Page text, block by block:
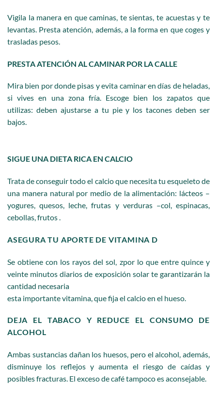
Vigila la manera en que caminas, te sientas, te acuestas y te
levantas. Presta atención, además, a la forma en que coges y
trasladas pesos.
PRESTA ATENCIÓN AL CAMINAR POR LA CALLE
Mira bien por donde pisas y evita caminar en días de heladas,
sivives en una zona fría. Escoge bien los zapatos que
utilizas: deben ajustarse a tu pie y los tacones deben ser
bajos.
SIGUE UNA DIETA RICA EN CALCIO
Trata de conseguir todo el calcio que necesita tu esqueleto de
una manera natural por medio de la alimentación: lácteos –
yogures,quesos, leche, frutas y verduras –col, espinacas,
cebollas, frutos .
ASEGURA TU APORTE DE VITAMINA D
Se obtiene con los rayos del sol, zpor lo que entre quince y
veinte minutosdiarios de exposición solar te garantizarán la
cantidad necesaria
esta importante vitamina, que fija el calcio en el hueso.
DEJA EL TABACO Y REDUCE EL CONSUMO DE
ALCOHOL
Ambas sustancias dañan los huesos, pero el alcohol, además,
disminuye los reflejos y aumenta el riesgo de caídas y
posiblesfracturas. El exceso de café tampoco es aconsejable.